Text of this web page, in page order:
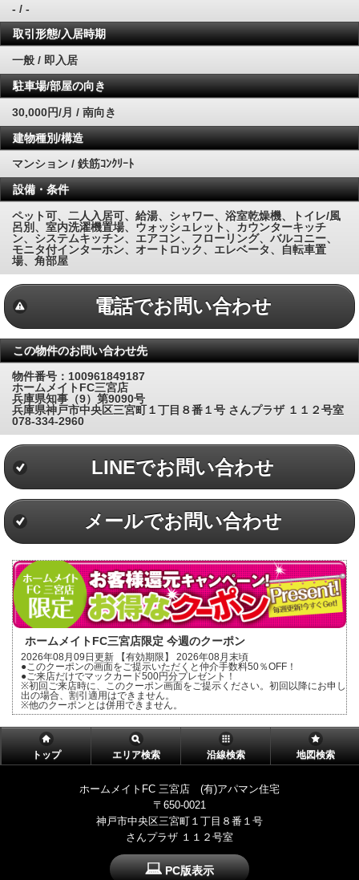
- / -
取引形態/入居時期
一般 / 即入居
駐車場/部屋の向き
30,000円/月 / 南向き
建物種別/構造
マンション / 鉄筋ｺﾝｸﾘｰﾄ
設備・条件
ペット可、二人入居可、給湯、シャワー、浴室乾燥機、トイレ/風
呂別、室内洗濯機置場、ウォッシュレット、カウンターキッチ
ン、システムキッチン、エアコン、フローリング、バルコニー、
モニタ付インターホン、オートロック、エレベータ、自転車置
場、角部屋
電話でお問い合わせ
この物件のお問い合わせ先
物件番号：100961849187
ホームメイトFC三宮店
兵庫県知事（9）第9090号
兵庫県神戸市中央区三宮町１丁目８番１号 さんプラザ １１２号室
078-334-2960
LINEでお問い合わせ
メールでお問い合わせ
ホームメイトFC三宮店限定 今週のクーポン
2026年08月09日更新 【有効期限】 2026年08月末頃
●このクーポンの画面をご提示いただくと仲介手数料50％OFF！
●ご来店だけでマックカード500円分プレゼント！
※初回ご来店時に、このクーポン画面をご提示ください。初回以降にお申し
出の場合、割引適用はできません。
※他のクーポンとは併用できません。
トップ エリア検索 沿線検索 地図検索
ホームメイトFC 三宮店 (有)アパマン住宅
〒650-0021
神戸市中央区三宮町１丁目８番１号
さんプラザ １１２号室
PC版表示